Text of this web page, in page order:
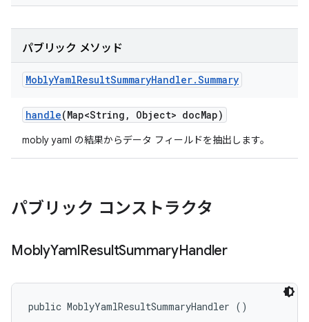
パブリック メソッド
MoblyYamlResultSummaryHandler.Summary
handle(Map<String , Object> docMap)
mobly yaml の結果からデータ フィールドを抽出します。
パブリック コンストラクタ
MoblyYamlResultSummaryHandler
public MoblyYamlResultSummaryHandler ()